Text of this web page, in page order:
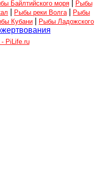
Байлтийского моря|
Рыбы
Рыбы реки Волга
Рыбы
Кубани
Рыбы Ладожского
PiLife.ru